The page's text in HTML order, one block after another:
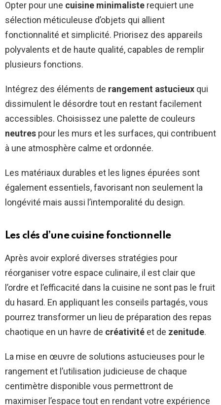
Opter pour une cuisine minimaliste requiert une
sélection méticuleuse d’objets qui allient
fonctionnalité et simplicité. Priorisez des appareils
polyvalents et de haute qualité, capables de remplir
plusieurs fonctions.
Intégrez des éléments de rangement astucieux qui
dissimulent le désordre tout en restant facilement
accessibles. Choisissez une palette de couleurs
neutres pour les murs et les surfaces, qui contribuent
à une atmosphère calme et ordonnée.
Les matériaux durables et les lignes épurées sont
également essentiels, favorisant non seulement la
longévité mais aussi l’intemporalité du design.
Les clés d’une cuisine fonctionnelle
Après avoir exploré diverses stratégies pour
réorganiser votre espace culinaire, il est clair que
l’ordre et l’efficacité dans la cuisine ne sont pas le fruit
du hasard. En appliquant les conseils partagés, vous
pourrez transformer un lieu de préparation des repas
chaotique en un havre de créativité et de zenitude.
La mise en œuvre de solutions astucieuses pour le
rangement et l’utilisation judicieuse de chaque
centimètre disponible vous permettront de
maximiser l’espace tout en rendant votre expérience